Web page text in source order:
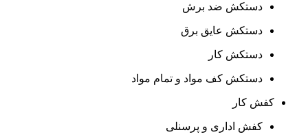
دستکش ضد برش
دستکش عایق برق
دستکش کار
دستکش کف مواد و تمام مواد
کفش کار
کفش اداری و پرسنلی